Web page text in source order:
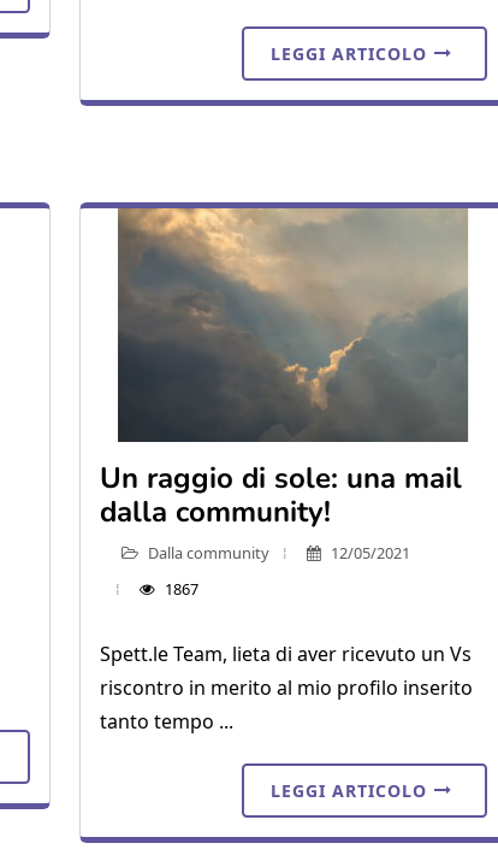
LEGGI ARTICOLO
Un raggio di sole: una mail
dalla community!
Dalla community
12/05/2021
1867
Spett.le Team, lieta di aver ricevuto un Vs
riscontro in merito al mio profilo inserito
tanto tempo ...
LEGGI ARTICOLO